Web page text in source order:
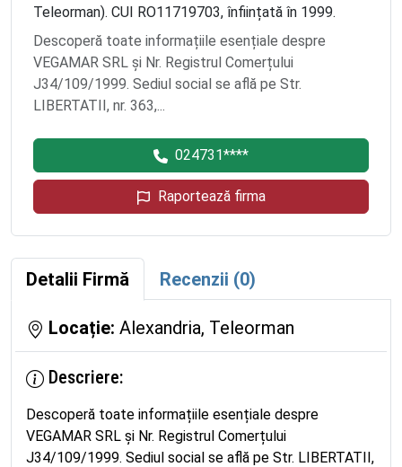
Teleorman). CUI RO11719703, înființată în 1999.
Descoperă toate informațiile esențiale despre
VEGAMAR SRL și Nr. Registrul Comerțului
J34/109/1999. Sediul social se află pe Str.
LIBERTATII, nr. 363,...
024731****
Raportează firma
Detalii Firmă Recenzii (0)
Locație: Alexandria, Teleorman
Descriere:
Descoperă toate informațiile esențiale despre
VEGAMAR SRL și Nr. Registrul Comerțului
J34/109/1999. Sediul social se află pe Str. LIBERTATII,